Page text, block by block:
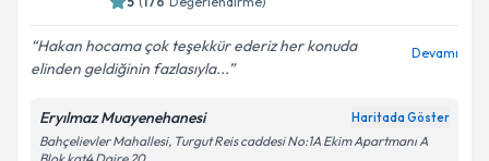
Hakan hocama çok teşekkür ederiz her konuda
elinden geldiğinin fazlasıyla...
Devamı
Eryılmaz Muayenehanesi Haritada Göster
Bahçelievler Mahallesi, Turgut Reis caddesi No:1A Ekim Apartmanı A